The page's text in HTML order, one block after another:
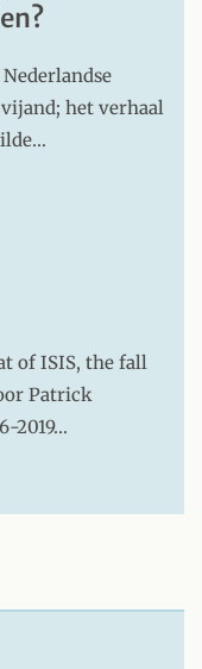
het verhaal
of ISIS, the fall
Patrick
2019…